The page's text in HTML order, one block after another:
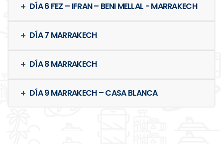
DÍA 6 FEZ – IFRAN – BENI MELLAL - MARRAKECH
DÍA 7 MARRAKECH
DÍA 8 MARRAKECH
DÍA 9 MARRAKECH – CASA BLANCA